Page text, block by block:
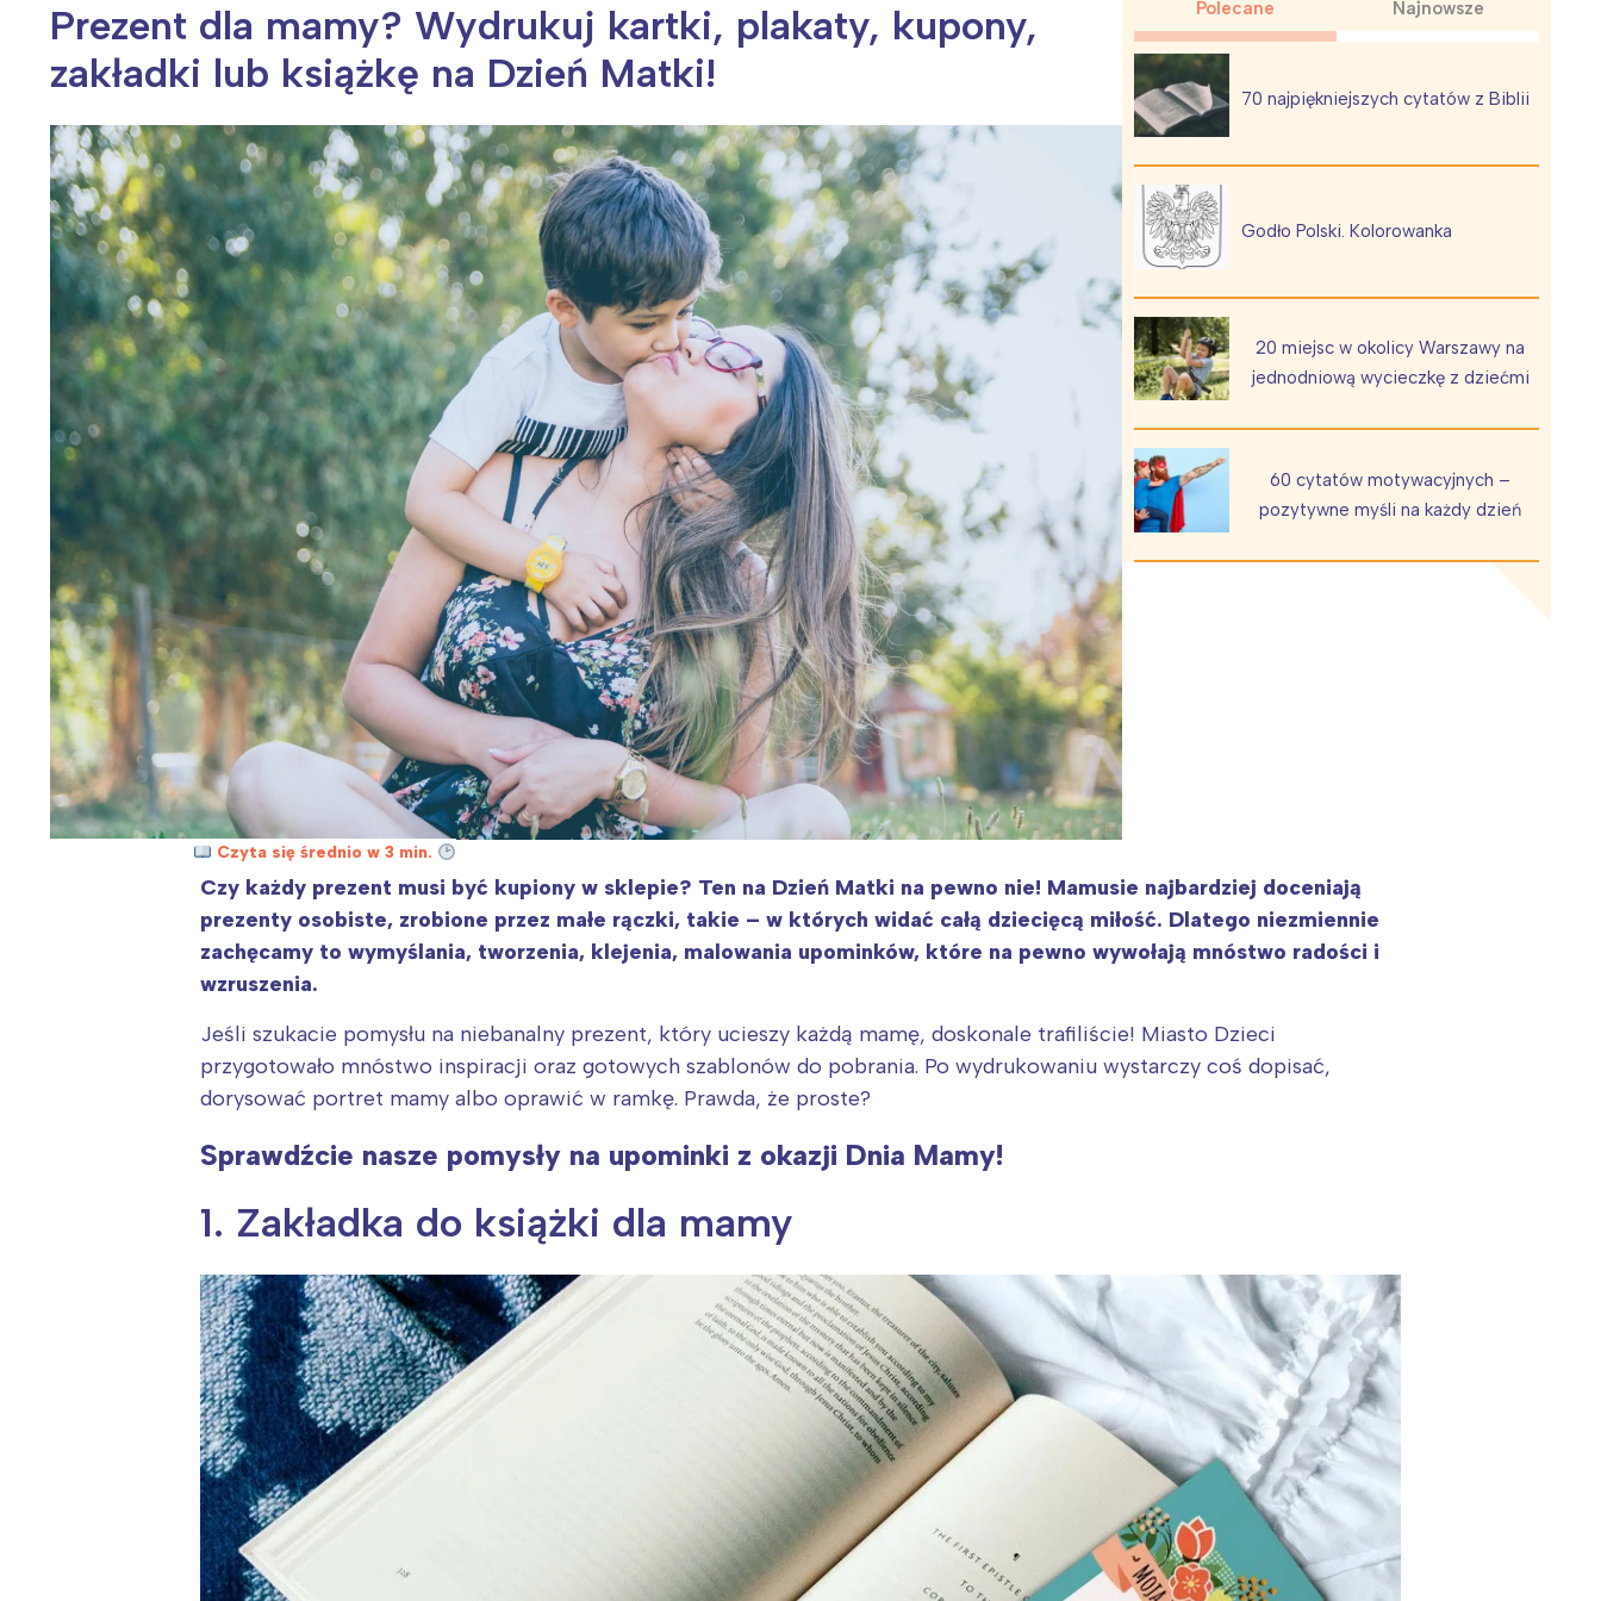
Wiosenny koncert ptaków na płocie Kwitnąca wiśnia i jej płatki Pszczoła i kwitnący ul
Prezent dla mamy? Wydrukuj kartki, plakaty, kupony,
zakładki lub książkę na Dzień Matki!
Polecane Najnowsze
70 najpiękniejszych cytatów z Biblii
Godło Polski. Kolorowanka
20 miejsc w okolicy Warszawy na
jednodniową wycieczkę z dziećmi
60 cytatów motywacyjnych –
pozytywne myśli na każdy dzień
Czyta się średnio w 3 min.
Czy każdy prezent musi być kupiony w sklepie? Ten na Dzień Matki na pewno nie! Mamusie najbardziej doceniają
prezenty osobiste, zrobione przez małe rączki, takie – w których widać całą dziecięcą miłość. Dlatego niezmiennie
zachęcamy to wymyślania, tworzenia, klejenia, malowania upominków, które na pewno wywołają mnóstwo radości i
wzruszenia.
Jeśli szukacie pomysłu na niebanalny prezent, który ucieszy każdą mamę, doskonale trafiliście! Miasto Dzieci
przygotowało mnóstwo inspiracji oraz gotowych szablonów do pobrania. Po wydrukowaniu wystarczy coś dopisać,
dorysować portret mamy albo oprawić w ramkę. Prawda, że proste?
Sprawdźcie nasze pomysły na upominki z okazji Dnia Mamy!
1. Zakładka do książki dla mamy